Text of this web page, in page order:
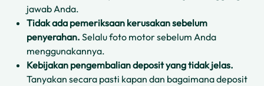
jawab Anda.
Tidak ada pemeriksaan kerusakan sebelum
penyerahan. Selalu foto motor sebelum Anda
menggunakannya.
Kebijakan pengembalian deposit yang tidak jelas.
Tanyakan secara pasti kapan dan bagaimana deposit